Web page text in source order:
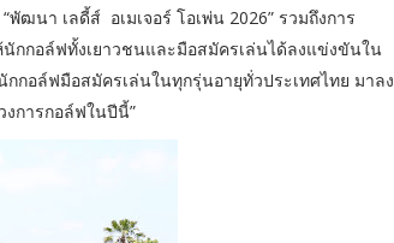
ฒนา เลดี้ส์ อเมเจอร์ โอเพ่น 2026” รวมถึงการ
กกอล์ฟทั้งเยาวชนและมือสมัครเล่นได้ลงแข่งขันใน
กอล์ฟมือสมัครเล่นในทุกรุ่นอายุทั่วประเทศไทย มาลง
การกอล์ฟในปีนี้”